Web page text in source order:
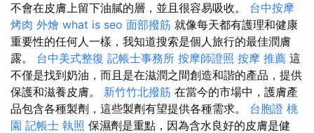
不會在皮膚上留下油膩的層，並且很容易吸收。 台中按摩
烤肉 外燴 what is seo 面部撥筋 就像每天都有護理和健康
重要性的任何人一樣，我知道搜索是個人旅行的最佳潤膚
露。 台中美式整復 記帳士事務所 按摩師證照 按摩 推薦 這
不僅是找到奶油，而且是在滋潤之間創造和諧的產品，提供
保護和滋養皮膚。 新竹竹北撥筋 在當今的市場中，護膚產
品包含各種製劑，這些製劑有望提供各種需求。 台胞證 桃
園 記帳士 執照 保濕劑是重點，因為含水良好的皮膚是健